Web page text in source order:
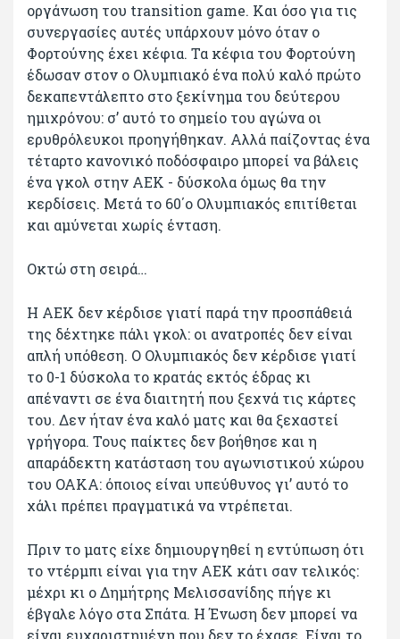
οργάνωση του transition game. Και όσο για τις
συνεργασίες αυτές υπάρχουν μόνο όταν ο
Φορτούνης έχει κέφια. Τα κέφια του Φορτούνη
έδωσαν στον ο Ολυμπιακό ένα πολύ καλό πρώτο
δεκαπεντάλεπτο στο ξεκίνημα του δεύτερου
ημιχρόνου: σ’ αυτό το σημείο του αγώνα οι
ερυθρόλευκοι προηγήθηκαν. Αλλά παίζοντας ένα
τέταρτο κανονικό ποδόσφαιρο μπορεί να βάλεις
ένα γκολ στην ΑΕΚ - δύσκολα όμως θα την
κερδίσεις. Μετά το 60΄ο Ολυμπιακός επιτίθεται
και αμύνεται χωρίς ένταση.
Οκτώ στη σειρά…
Η ΑΕΚ δεν κέρδισε γιατί παρά την προσπάθειά
της δέχτηκε πάλι γκολ: οι ανατροπές δεν είναι
απλή υπόθεση. Ο Ολυμπιακός δεν κέρδισε γιατί
το 0-1 δύσκολα το κρατάς εκτός έδρας κι
απέναντι σε ένα διαιτητή που ξεχνά τις κάρτες
του. Δεν ήταν ένα καλό ματς και θα ξεχαστεί
γρήγορα. Τους παίκτες δεν βοήθησε και η
απαράδεκτη κατάσταση του αγωνιστικού χώρου
του ΟΑΚΑ: όποιος είναι υπεύθυνος γι’ αυτό το
χάλι πρέπει πραγματικά να ντρέπεται.
Πριν το ματς είχε δημιουργηθεί η εντύπωση ότι
το ντέρμπι είναι για την ΑΕΚ κάτι σαν τελικός:
μέχρι κι ο Δημήτρης Μελισσανίδης πήγε κι
έβγαλε λόγο στα Σπάτα. Η Ένωση δεν μπορεί να
είναι ευχαριστημένη που δεν το έχασε. Είναι το